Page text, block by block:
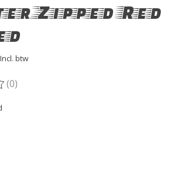
Zipped Red
Incl. btw
dit product is
(0)